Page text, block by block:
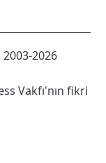
2003-2026
Vakfı'nın fikri